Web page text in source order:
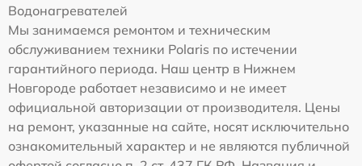
Водонагревателей
Мы занимаемся ремонтом и техническим
обслуживанием техники Polaris по истечении
гарантийного периода. Наш центр в Нижнем
Новгороде работает независимо и не имеет
официальной авторизации от производителя. Цены
на ремонт, указанные на сайте, носят исключительно
ознакомительный характер и не являются публичной